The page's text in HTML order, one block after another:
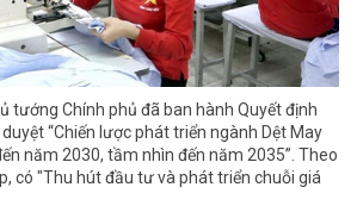
tướng Chính phủ đã ban hành Quyết định
“Chiến lược phát triển ngành Dệt May
năm 2030, tầm nhìn đến năm 2035”. Theo
có "Thu hút đầu tư và phát triển chuỗi giá